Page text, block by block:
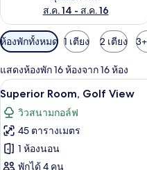
ส.ค. 14 - ส.ค. 16
ตัว
กรอง
ที่
มี
ให้
สำหรับ
ห้อง
พัก
ห้องพักทั้งหมด 1 เตียง 2 เตียง
แสดงห้องพัก 16 ห้องจาก 16 ห้อง
เปิด
ภาพถ่าย
ทั้งหมด
ของ
Superior
5
Superior Room, Golf View
วิวสนามกอล์ฟ
45 ตารางเมตร
1 ห้องนอน
พักได้ 4 คน